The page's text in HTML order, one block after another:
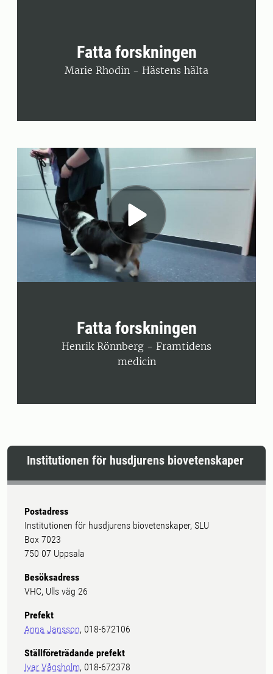
Fatta forskningen
Marie Rhodin - Hästens hälta
Fatta forskningen
Henrik Rönnberg - Framtidens
medicin
Institutionen för husdjurens biovetenskaper
Postadress
Institutionen för husdjurens biovetenskaper, SLU
Box 7023
750 07 Uppsala
Besöksadress
VHC, Ulls väg 26
Prefekt
Anna Jansson, 018-672106
Ställföreträdande prefekt
Ivar Vågsholm, 018-672378